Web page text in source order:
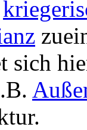
sich